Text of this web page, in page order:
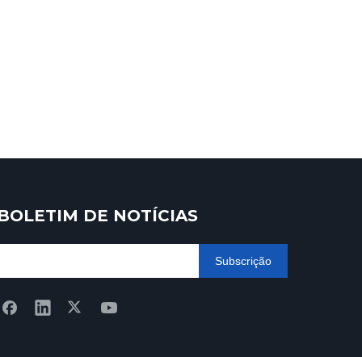
DE NOTÍCIAS
Subscrição